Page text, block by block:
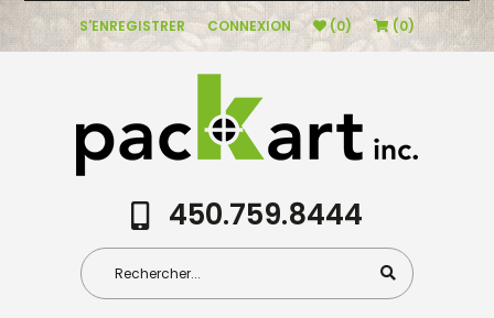
S'ENREGISTRER CONNEXION (0) (0)
450.759.8444